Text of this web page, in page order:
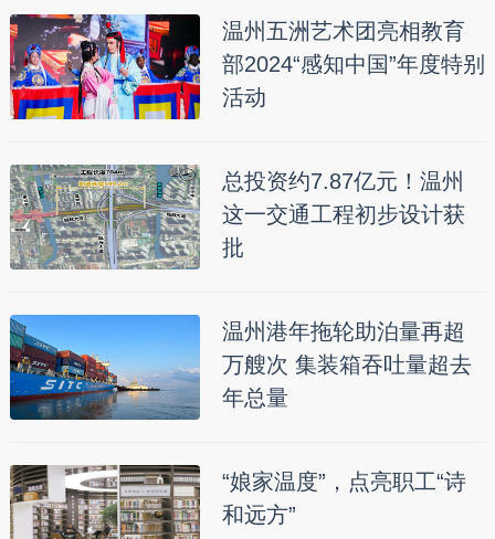
温州五洲艺术团亮相教育
部2024“感知中国”年度特别
活动
总投资约7.87亿元！温州
这一交通工程初步设计获
批
温州港年拖轮助泊量再超
万艘次 集装箱吞吐量超去
年总量
“娘家温度”，点亮职工“诗
和远方”